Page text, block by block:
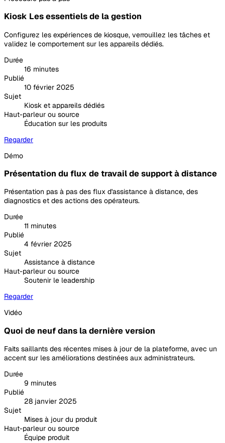
Kiosk Les essentiels de la gestion
Configurez les expériences de kiosque, verrouillez les tâches et
validez le comportement sur les appareils dédiés.
Durée
16 minutes
Publié
10 février 2025
Sujet
Kiosk et appareils dédiés
Haut-parleur ou source
Éducation sur les produits
Regarder
Démo
Présentation du flux de travail de support à distance
Présentation pas à pas des flux d'assistance à distance, des
diagnostics et des actions des opérateurs.
Durée
11 minutes
Publié
4 février 2025
Sujet
Assistance à distance
Haut-parleur ou source
Soutenir le leadership
Regarder
Vidéo
Quoi de neuf dans la dernière version
Faits saillants des récentes mises à jour de la plateforme, avec un
accent sur les améliorations destinées aux administrateurs.
Durée
9 minutes
Publié
28 janvier 2025
Sujet
Mises à jour du produit
Haut-parleur ou source
Équipe produit